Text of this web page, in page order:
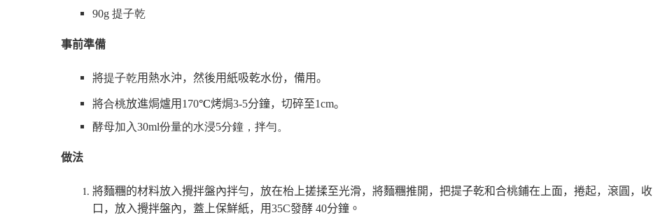
90g 提子乾
事前準備
將提子乾用熱水沖，然後用紙吸乾水份，備用。
將合桃放進焗爐用 170°C烤焗3-5分鐘，切碎至1cm。
酵母加入30ml份量的水浸5分鐘，拌勻。
做法
將麵糰的材料放入攪拌盤內拌勻，放在枱上搓揉至光滑，將麵糰推開，把提子乾和合桃鋪在上面，捲起，滾圓，收
口，放入攪拌盤內，蓋上保鮮紙，用35C發酵 40分鐘。